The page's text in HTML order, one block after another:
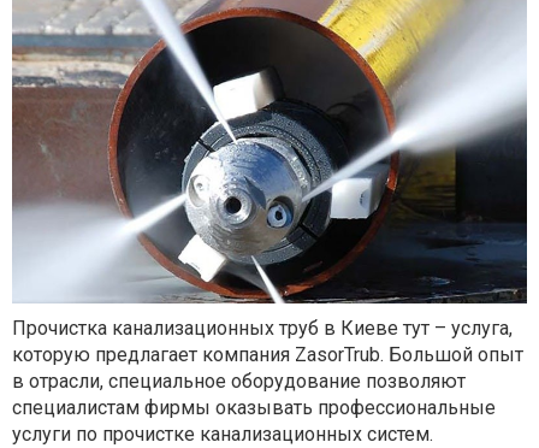
Прочистка канализационных труб в Киеве тут – услуга,
которую предлагает компания ZasorTrub. Большой опыт
в отрасли, специальное оборудование позволяют
специалистам фирмы оказывать профессиональные
услуги по прочистке канализационных систем.